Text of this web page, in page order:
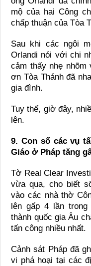
mộ của hai Công
chấp thuận của Tòa
Sau khi các ngôi
Orlandi nói với chi
cảm thấy nhẹ nhõm
ơn Tòa Thánh đã
gia đình.
Tuy thế, giờ đây,
lên.
9. Con số các vụ
Giáo ở Pháp tăng
Tờ Real Clear
vừa qua, cho biết
vào các nhà thờ
lên gấp 4 lần
thành quốc gia Âu
tấn công nhiều nhất.
Cảnh sát Pháp đã
vi phá hoại tại các